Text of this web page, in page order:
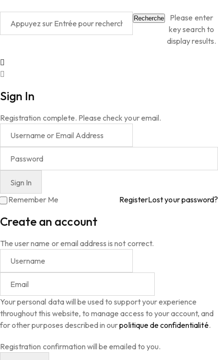
Recherche
Please enter
key search to
display results.
Sign In
Registration complete. Please check your email.
Remember Me RegisterLost your password?
Create an account
The user name or email address is not correct.
Your personal data will be used to support your experience
throughout this website, to manage access to your account, and
for other purposes described in ourpolitique de confidentialité.
Registration confirmation will be emailed to you.